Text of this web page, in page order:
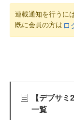
連載通知を行うに
既に会員の方は ロ
【デブサ
一覧